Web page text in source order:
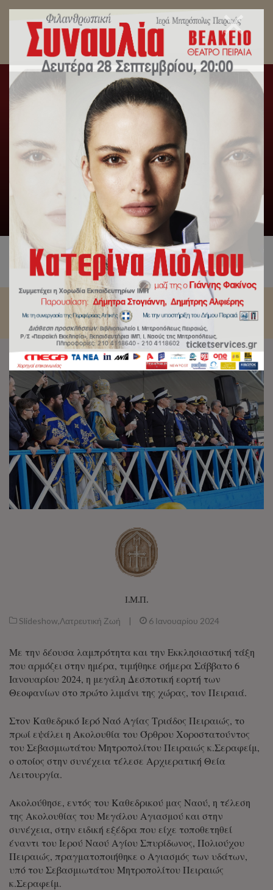
Με λαμπρότητα εορτάστηκαν τα Θεοφάνεια στο
μεγαλύτερο λιμάνι της χώρας, τον Πειραιά.
Αρχική Slideshow,Λατρευτική Ζωή / Με λαμπρότητα
εορτάστηκαν τα Θεοφάνεια στο μεγαλύτερο λιμάνι της χώρας,
τον Πειραιά.
Ι.Μ.Π.
Slideshow,Λατρευτική Ζωή | 6 Ιανουαρίου 2024
Με την δέουσα λαμπρότητα και την Εκκλησιαστική τάξη
που αρμόζει στην ημέρα, τιμήθηκε σήμερα Σάββατο 6
Ιανουαρίου 2024, η μεγάλη Δεσποτική εορτή των
Θεοφανίων στο πρώτο λιμάνι της χώρας, τον Πειραιά.
Στον Καθεδρικό Ιερό Ναό Αγίας Τριάδος Πειραιώς, το
πρωί εψάλει η Ακολουθία του Όρθρου Χοροστατούντος
του Σεβασμιωτάτου Μητροπολίτου Πειραιώς κ.Σεραφείμ,
ο οποίος στην συνέχεια τέλεσε Αρχιερατική Θεία
Λειτουργία.
Ακολούθησε, εντός του Καθεδρικού μας Ναού, η τέλεση
της Ακολουθίας του Μεγάλου Αγιασμού και στην
συνέχεια, στην ειδική εξέδρα που είχε τοποθετηθεί
έναντι του Ιερού Ναού Αγίου Σπυρίδωνος, Πολιούχου
Πειραιώς, πραγματοποιήθηκε ο Αγιασμός των υδάτων,
υπό του Σεβασμιωτάτου Μητροπολίτου Πειραιώς
κ.Σεραφείμ.